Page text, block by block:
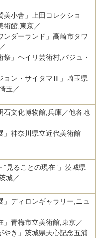
美小舎」上田コレクショ
術館,東京／
ンダーランド」高崎市タワ
祭」ヘイリ芸術村,パジュ・
ョン・サイタマⅢ」埼玉県
玉／
石文化博物館,兵庫／他各地
」神奈川県立近代美術館
”見ることの現在”」茨城県
城／
」ディロンギャラリー,ニュ
」青梅市立美術館,東京／
やき」茨城県天心記念五浦